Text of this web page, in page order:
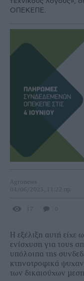
ΟΠΕΚΕΠΕ.
Agronews
04/06/2025, 11:22 πμ
17 0
Η εξέλιξη αυτή είχε
ενίσχυση για τους
υπόλοιπα της
κτηνοτροφικά
των δικαιούχων